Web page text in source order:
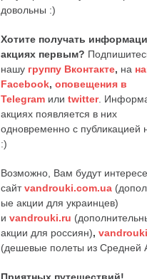
довольны :)
Хотите получать
акциях первым?
нашу группу Вконтакте, на
Facebook, оповещения в
Telegram или twitter.
акциях появляется в них
одновременно с публикацией
:)
Возможно, Вам будут
сайтvandrouki.com.ua
ые акции для украинцев)
и vandrouki.ru
акции для россиян),
(дешевые полеты из Средней
Приятных путешествий!